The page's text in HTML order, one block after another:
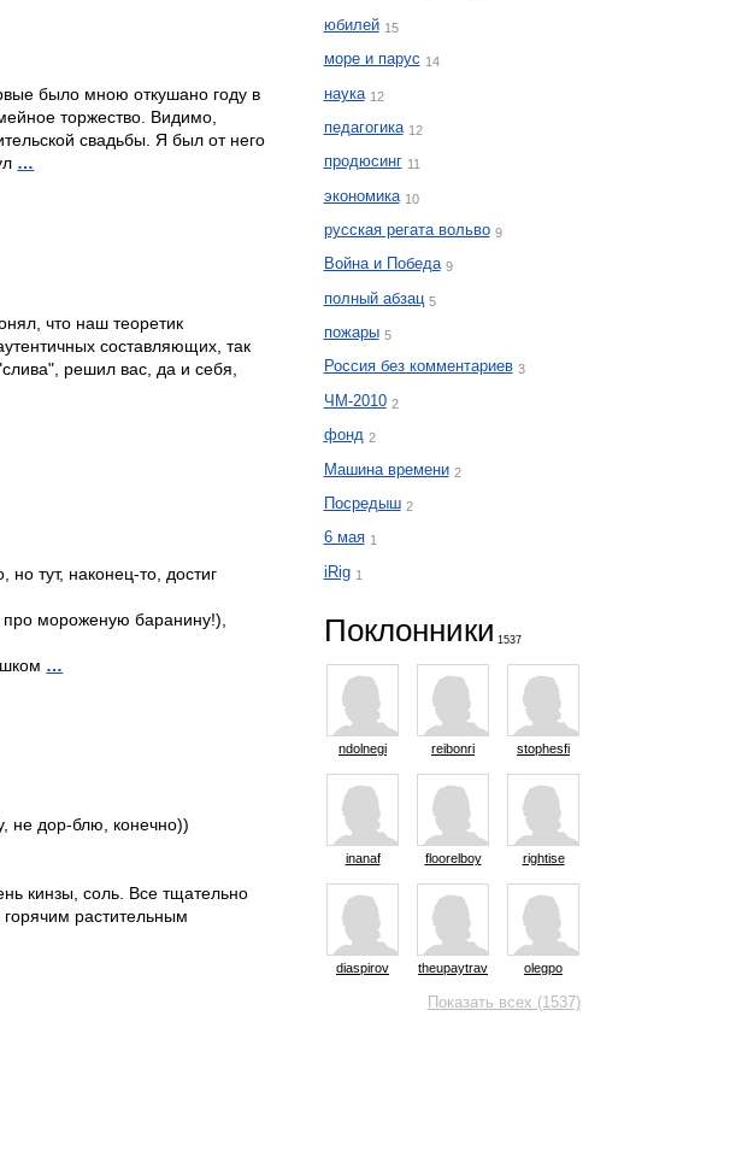
было мною откушано году в
торжество. Видимо,
свадьбы. Я был от него
…
что наш теоретик
составляющих, так
решил вас, да и себя,
тут, наконец-то, достиг
про мороженую баранину!),
…
не дор-блю, конечно))
кинзы, соль. Все тщательно
горячим растительным
юбилей 15
море и парус 14
наука 12
педагогика 12
продюсинг 11
экономика 10
русская регата вольво 9
Война и Победа 9
полный абзац 5
пожары 5
Россия без комментариев 3
ЧМ-2010 2
фонд 2
Машина времени 2
Посредыш 2
6 мая 1
iRig 1
Поклонники 1537
ndolnegi reibonri stophesfi
inanaf floorelboy rightise
diaspirov theupaytrav olegpo
Показать всех (1537)